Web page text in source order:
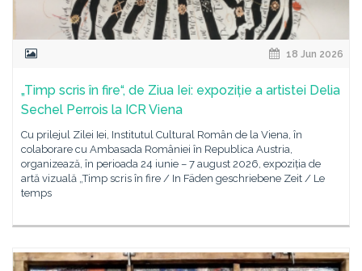
18 Jun 2026
„Timp scris în fire“, de Ziua Iei: expoziție a artistei Delia
Sechel Perrois la ICR Viena
Cu prilejul Zilei Iei, Institutul Cultural Român de la Viena, în
colaborare cu Ambasada României în Republica Austria,
organizează, în perioada 24 iunie – 7 august 2026, expoziția de
artă vizuală „Timp scris în fire / In Fäden geschriebene Zeit / Le
temps